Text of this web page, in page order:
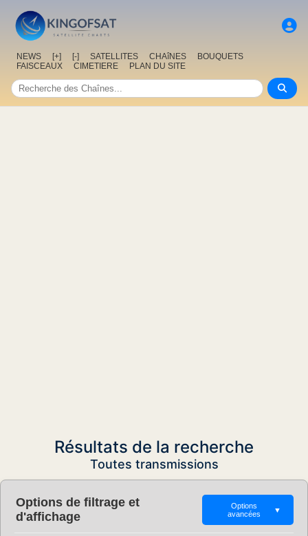
NEWS [+] [-] SATELLITES CHAîNES
BOUQUETS
FAISCEAUX
CIMETIERE PLAN DU SITE
Résultats de la recherche
Toutes transmissions
Options de filtrage et
d'affichage
Options
avancées
▼